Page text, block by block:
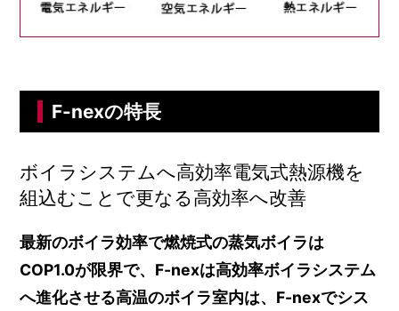
F-nexの特長
ボイラシステムへ高効率電気式熱源機を
組込むことで更なる高効率へ改善
最新のボイラ効率で燃焼式の蒸気ボイラは
COP1.0が限界で、F-nexは高効率ボイラシステム
へ進化させる高温のボイラ室内は、F-nexでシス